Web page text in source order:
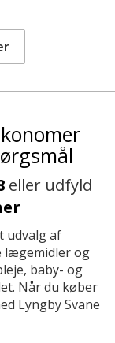
eller udfyld
udvalg af
lægemidler og
baby- og
Når du køber
Lyngby Svane